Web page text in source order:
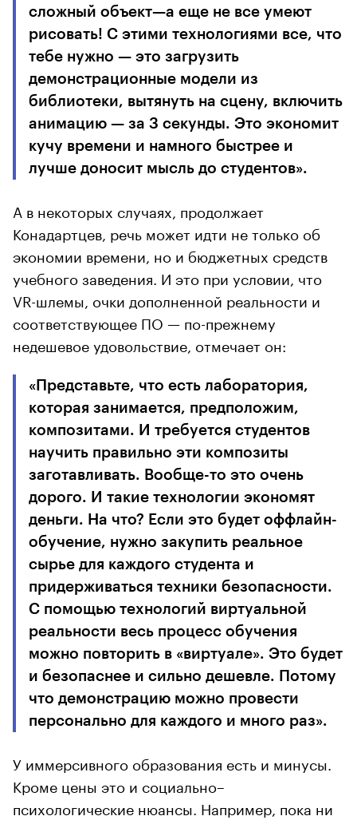
сложный объект—а еще не все умеют
рисовать! С этими технологиями все, что
тебе нужно — это загрузить
демонстрационные модели из
библиотеки, вытянуть на сцену, включить
анимацию — за 3 секунды. Это экономит
кучу времени и намного быстрее и
лучше доносит мысль до студентов».
А в некоторых случаях, продолжает
Конадартцев, речь может идти не только об
экономии времени, но и бюджетных средств
учебного заведения. И это при условии, что
VR-шлемы, очки дополненной реальности и
соответствующее ПО — по-прежнему
недешевое удовольствие, отмечает он:
«Представьте, что есть лаборатория,
которая занимается, предположим,
композитами. И требуется студентов
научить правильно эти композиты
заготавливать. Вообще-то это очень
дорого. И такие технологии экономят
деньги. На что? Если это будет оффлайн-
обучение, нужно закупить реальное
сырье для каждого студента и
придерживаться техники безопасности.
С помощью технологий виртуальной
реальности весь процесс обучения
можно повторить в «виртуале». Это будет
и безопаснее и сильно дешевле. Потому
что демонстрацию можно провести
персонально для каждого и много раз».
У иммерсивного образования есть и минусы.
Кроме цены это и социально–
психологические нюансы. Например, пока ни